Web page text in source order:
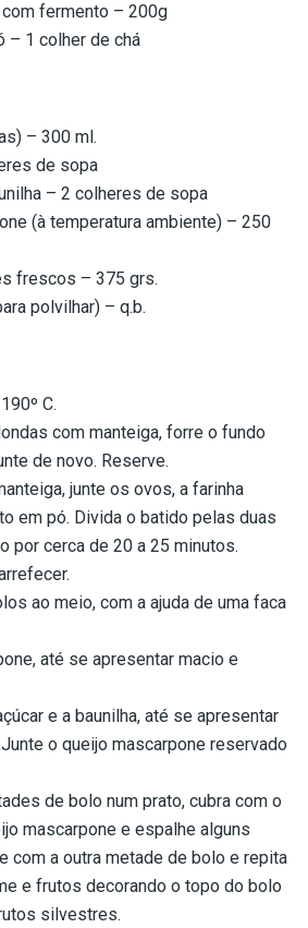
fermento – 200g
– 1 colher de chá
– 300 ml.
de sopa
– 2 colheres de sopa
(à temperatura ambiente) – 250
frescos – 375 grs.
polvilhar) – q.b.
C.
com manteiga, forre o fundo
de novo. Reserve.
junte os ovos, a farinha
em pó. Divida o batido pelas duas
por cerca de 20 a 25 minutos.
ao meio, com a ajuda de uma faca
até se apresentar macio e
e a baunilha, até se apresentar
o queijo mascarpone reservado
de bolo num prato, cubra com o
mascarpone e espalhe alguns
com a outra metade de bolo e repita
e frutos decorando o topo do bolo
silvestres.